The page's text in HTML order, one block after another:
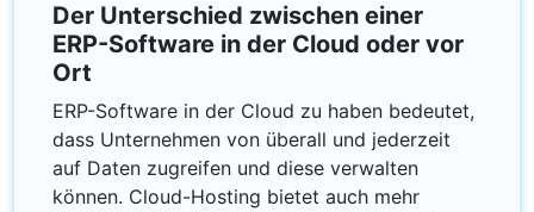
Der Unterschied zwischen einer
ERP-Software in der Cloud oder vor
Ort
ERP-Software in der Cloud zu haben bedeutet,
dass Unternehmen von überall und jederzeit
auf Daten zugreifen und diese verwalten
können. Cloud-Hosting bietet auch mehr